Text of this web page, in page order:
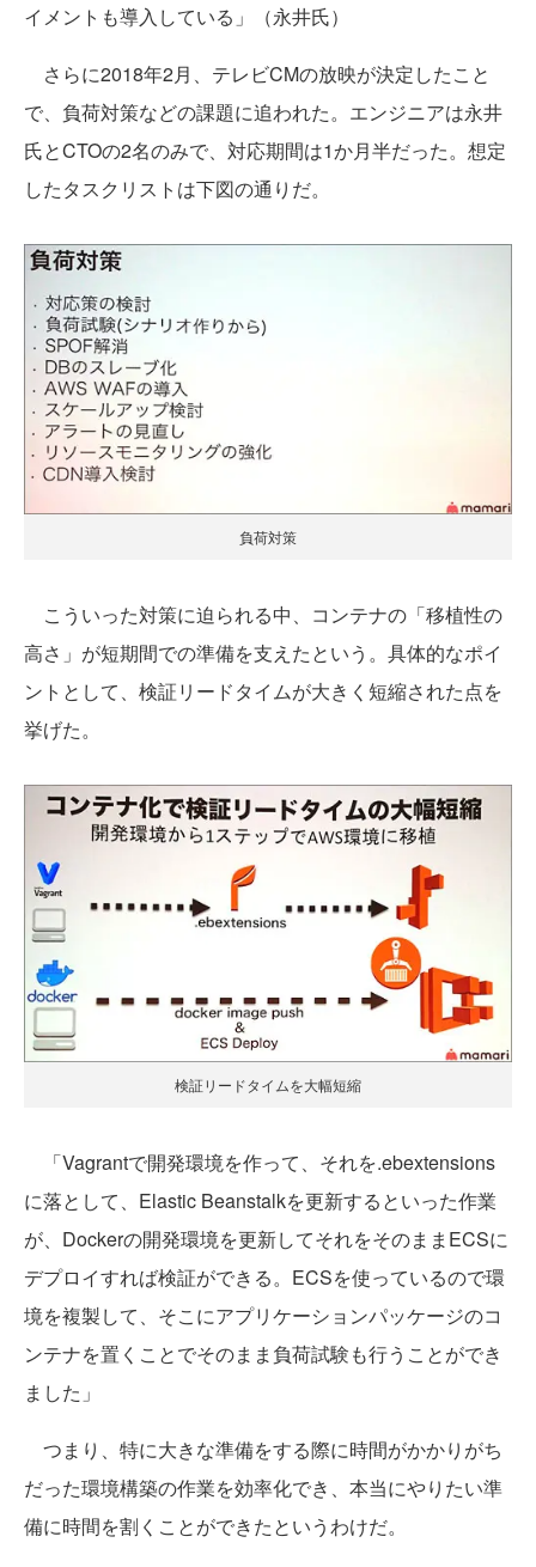
イメントも導入している」（永井氏）
さらに2018年2月、テレビCMの放映が決定したこと
で、負荷対策などの課題に追われた。エンジニアは永井
氏とCTOの2名のみで、対応期間は1か月半だった。想定
したタスクリストは下図の通りだ。
負荷対策
こういった対策に迫られる中、コンテナの「移植性の
高さ」が短期間での準備を支えたという。具体的なポイ
ントとして、検証リードタイムが大きく短縮された点を
挙げた。
検証リードタイムを大幅短縮
「Vagrantで開発環境を作って、それを.ebextensions
に落として、Elastic Beanstalkを更新するといった作業
が、Dockerの開発環境を更新してそれをそのままECSに
デプロイすれば検証ができる。ECSを使っているので環
境を複製して、そこにアプリケーションパッケージのコ
ンテナを置くことでそのまま負荷試験も行うことができ
ました」
つまり、特に大きな準備をする際に時間がかかりがち
だった環境構築の作業を効率化でき、本当にやりたい準
備に時間を割くことができたというわけだ。